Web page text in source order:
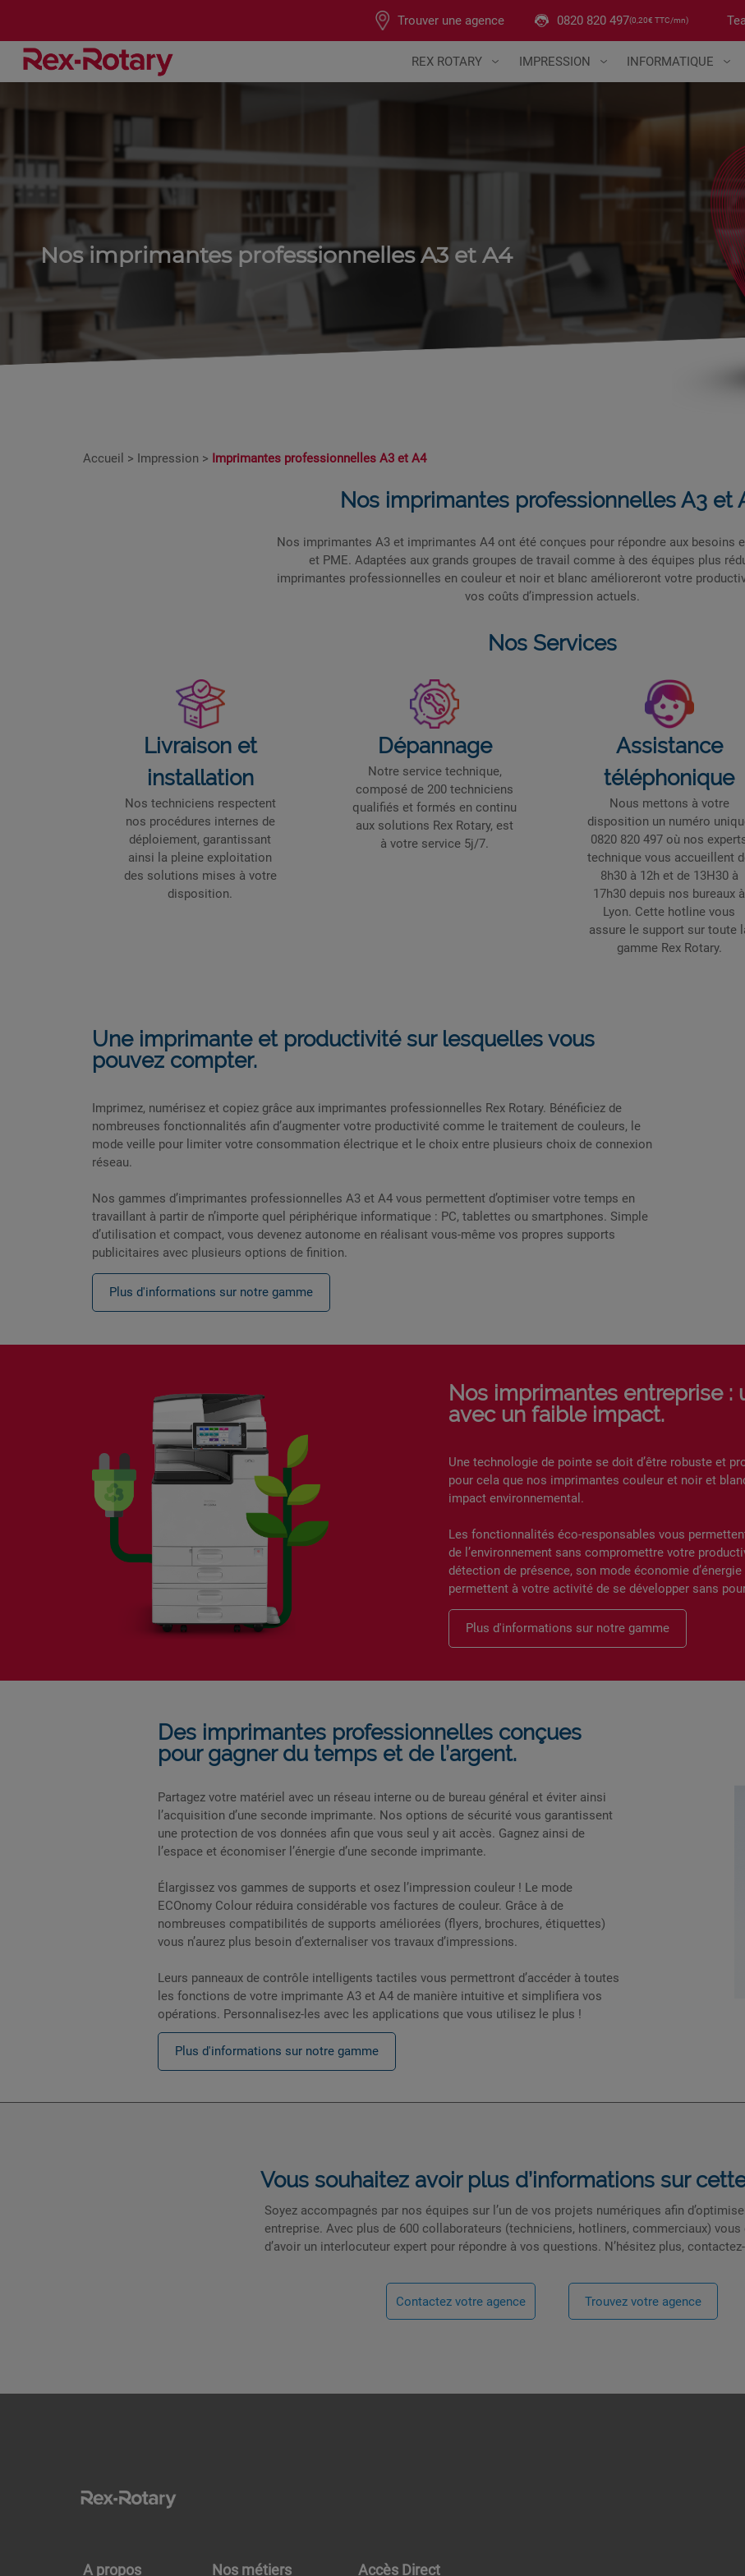
Trouver une agence 0820 820 497(0,20€ TTC/mn)
REX ROTARY IMPRESSION INFORMATIQUE
Nos imprimantes professionnelles A3 et A4
Accueil > Impression > Imprimantes professionnelles A3 et A4
Nos imprimantes professionnelles A3 et
Nos imprimantes A3 et imprimantes A4 ont été conçues pour répondre aux besoins
et PME. Adaptées aux grands groupes de travail comme à des équipes plus
imprimantes professionnelles en couleur et noir et blanc amélioreront votre
vos coûts d’impression actuels.
Nos Services
Livraison et
installation
Nos techniciens respectent
nos procédures internes de
déploiement, garantissant
ainsi la pleine exploitation
des solutions mises à votre
disposition.
Dépannage
Notre service technique,
composé de 200 techniciens
qualifiés et formés en continu
aux solutions Rex Rotary, est
à votre service 5j/7.
Assistance
téléphonique
Nous mettons à votre
disposition un numéro
0820 820 497 où nos
technique vous accueillent
8h30 à 12h et de 13H30 à
17h30 depuis nos bureaux à
Lyon. Cette hotline vous
assure le support sur toute
gamme Rex Rotary.
Une imprimante et productivité sur lesquelles vous
pouvez compter.
Imprimez, numérisez et copiez grâce aux imprimantes professionnelles Rex Rotary. Bénéficiez de
nombreuses fonctionnalités afin d’augmenter votre productivité comme le traitement de couleurs, le
mode veille pour limiter votre consommation électrique et le choix entre plusieurs choix de connexion
réseau.
Nos gammes d’imprimantes professionnelles A3 et A4 vous permettent d’optimiser votre temps en
travaillant à partir de n’importe quel périphérique informatique : PC, tablettes ou smartphones. Simple
d’utilisation et compact, vous devenez autonome en réalisant vous-même vos propres supports
publicitaires avec plusieurs options de finition.
Plus d'informations sur notre gamme
Nos imprimantes entreprise :
avec un faible impact.
Une technologie de pointe se doit d’être robuste et
pour cela que nos imprimantes couleur et noir et
impact environnemental.
Les fonctionnalités éco-responsables vous
de l’environnement sans compromettre votre
détection de présence, son mode économie
permettent à votre activité de se développer sans
Plus d'informations sur notre gamme
Des imprimantes professionnelles conçues
pour gagner du temps et de l’argent.
Partagez votre matériel avec un réseau interne ou de bureau général et éviter ainsi
l’acquisition d’une seconde imprimante. Nos options de sécurité vous garantissent
une protection de vos données afin que vous seul y ait accès. Gagnez ainsi de
l’espace et économiser l’énergie d’une seconde imprimante.
Élargissez vos gammes de supports et osez l’impression couleur ! Le mode
ECOnomy Colour réduira considérable vos factures de couleur. Grâce à de
nombreuses compatibilités de supports améliorées (flyers, brochures, étiquettes)
vous n’aurez plus besoin d’externaliser vos travaux d’impressions.
Leurs panneaux de contrôle intelligents tactiles vous permettront d’accéder à toutes
les fonctions de votre imprimante A3 et A4 de manière intuitive et simplifiera vos
opérations. Personnalisez-les avec les applications que vous utilisez le plus !
Plus d'informations sur notre gamme
Vous souhaitez avoir plus d’informations sur
Soyez accompagnés par nos équipes sur l’un de vos projets numériques afin
entreprise. Avec plus de 600 collaborateurs (techniciens, hotliners, commerciaux) vous
d’avoir un interlocuteur expert pour répondre à vos questions. N’hésitez plus,
Contactez votre agence Trouvez votre agence
A propos Nos métiers Accès Direct